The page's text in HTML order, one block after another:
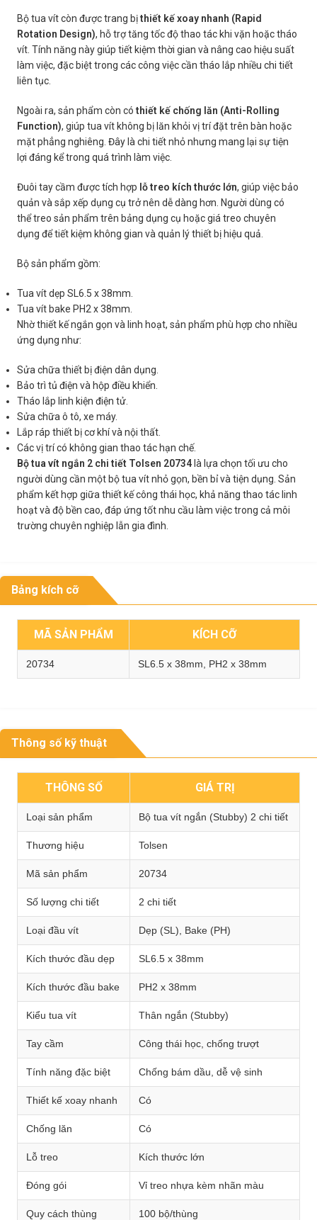
Bộ tua vít còn được trang bịthiết kế xoay nhanh (Rapid
Rotation Design), hỗ trợ tăng tốc độ thao tác khi vặn hoặc tháo
vít. Tính năng này giúp tiết kiệm thời gian và nâng cao hiệu suất
làm việc, đặc biệt trong các công việc cần tháo lắp nhiều chi tiết
liên tục.
Ngoài ra, sản phẩm còn cóthiết kế chống lăn (Anti-Rolling
Function), giúp tua vít không bị lăn khỏi vị trí đặt trên bàn hoặc
mặt phẳng nghiêng. Đây là chi tiết nhỏ nhưng mang lại sự tiện
lợi đáng kể trong quá trình làm việc.
Đuôi tay cầm được tích hợp lỗ treo kích thước lớn, giúp việc bảo
quản và sắp xếp dụng cụ trở nên dễ dàng hơn. Người dùng có
thể treo sản phẩm trên bảng dụng cụ hoặc giá treo chuyên
dụng để tiết kiệm không gian và quản lý thiết bị hiệu quả.
Bộ sản phẩm gồm:
Tua vít dẹp SL6.5 x 38mm.
Tua vít bake PH2 x 38mm.
Nhờ thiết kế ngắn gọn và linh hoạt, sản phẩm phù hợp cho nhiều
ứng dụng như:
Sửa chữa thiết bị điện dân dụng.
Bảo trì tủ điện và hộp điều khiển.
Tháo lắp linh kiện điện tử.
Sửa chữa ô tô, xe máy.
Lắp ráp thiết bị cơ khí và nội thất.
Các vị trí có không gian thao tác hạn chế.
Bộ tua vít ngắn 2 chi tiết Tolsen 20734 là lựa chọn tối ưu cho
người dùng cần một bộ tua vít nhỏ gọn, bền bỉ và tiện dụng. Sản
phẩm kết hợp giữa thiết kế công thái học, khả năng thao tác linh
hoạt và độ bền cao, đáp ứng tốt nhu cầu làm việc trong cả môi
trường chuyên nghiệp lẫn gia đình.
Bảng kích cỡ
MÃ SẢN PHẨM KÍCH CỠ
20734 SL6.5 x 38mm, PH2 x 38mm
Thông số kỹ thuật
THÔNG SỐ GIÁ TRỊ
Loại sản phẩm Bộ tua vít ngắn (Stubby) 2 chi tiết
Thương hiệu Tolsen
Mã sản phẩm 20734
Số lượng chi tiết 2 chi tiết
Loại đầu vít Dẹp (SL), Bake (PH)
Kích thước đầu dẹp SL6.5 x 38mm
Kích thước đầu bake PH2 x 38mm
Kiểu tua vít Thân ngắn (Stubby)
Tay cầm Công thái học, chống trượt
Tính năng đặc biệt Chống bám dầu, dễ vệ sinh
Thiết kế xoay nhanh Có
Chống lăn Có
Lỗ treo Kích thước lớn
Đóng gói Vỉ treo nhựa kèm nhãn màu
Quy cách thùng 100 bộ/thùng